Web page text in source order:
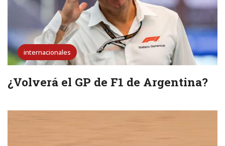
internacionales
¿Volverá el GP de F1 de Argentina?